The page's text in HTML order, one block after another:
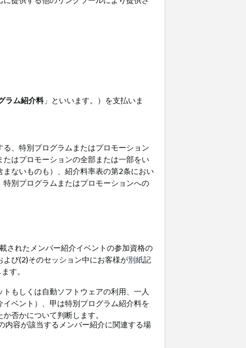
ラム紹介料」といいます。）を支払いま
、特別プログラムまたはプロモーション
はプロモーションの全部または一部をい
ないものも）、紹介料率表の第2条におい
別プログラムまたはプロモーションへの
されたメンバー紹介イベントの参加資格の
び(2)そのセッション中にお客様が別紙記
す。
もしくは自動ソフトウェアの利用、一人
ベント）、甲は特別プログラム紹介料を
否かについて判断します。
内容が該当するメンバー紹介に関連する場